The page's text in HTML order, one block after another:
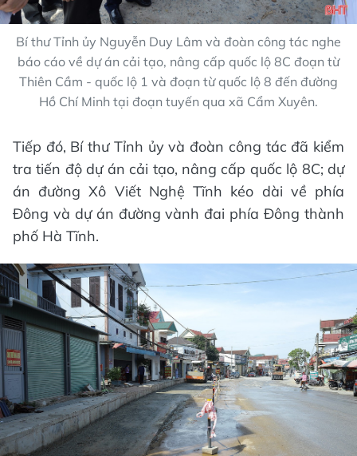
Bí thư Tỉnh ủy Nguyễn Duy Lâm và đoàn công tác nghe
báo cáo về dự án cải tạo, nâng cấp quốc lộ 8C đoạn từ
Thiên Cầm - quốc lộ 1 và đoạn từ quốc lộ 8 đến đường
Hồ Chí Minh tại đoạn tuyến qua xã Cẩm Xuyên.
Tiếp đó, Bí thư Tỉnh ủy và đoàn công tác đã kiểm
tra tiến độ dự án cải tạo, nâng cấp quốc lộ 8C; dự
án đường Xô Viết Nghệ Tĩnh kéo dài về phía
Đông và dự án đường vành đai phía Đông thành
phố Hà Tĩnh.